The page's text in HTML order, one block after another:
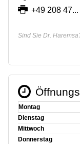
+49 208 47...
Sind Sie Dr.
Montag
Dienstag
Mittwoch
Donnerstag